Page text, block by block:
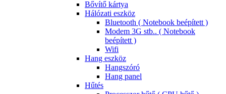
Bővítő kártya
Hálózati eszköz
Bluetooth ( Notebook beépített )
Modem 3G stb.. ( Notebook
beépített )
Wifi
Hang eszköz
Hangszóró
Hang panel
Hűtés